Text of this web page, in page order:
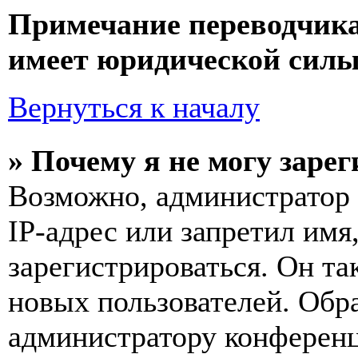
Примечание
имеет юридической
Вернуться к началу
» Почему я не могу
Возможно,
IP-адрес или запретил
зарегистрироваться. Он
новых пользователей.
администратору